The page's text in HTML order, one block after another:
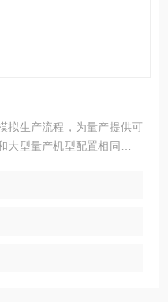
拟生产流程，为量产提供可
型量产机型配置相同，且
器型号升级过程中的风险降